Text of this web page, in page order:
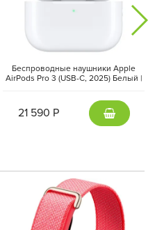
производительность. 2 ГБ
памяти позволяют хранить
взаимодействовать с
обеспечивает оптимальное
Беспроводные наушники Apple
AirPods Pro 3 (USB-C, 2025) Белый |
21 590 Р